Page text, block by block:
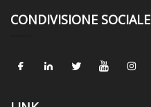
CONDIVISIONE SOCIALE